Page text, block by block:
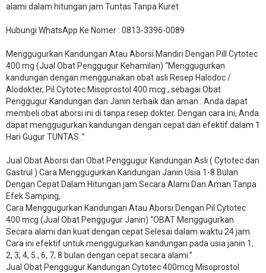
alami dalam hitungan jam Tuntas Tanpa Kuret
Hubungi WhatsApp Ke Nomer : 0813-3396-0089​
Menggugurkan Kandungan Atau Aborsi Mandiri Dengan Pill Cytotec
400 mg (Jual Obat Penggugur Kehamilan) “Menggugurkan
kandungan dengan menggunakan obat asli Resep Halodoc /
Alodokter, Pil Cytotec Misoprostol 400 mcg , sebagai Obat
Penggugur Kandungan dan Janin terbaik dan aman . Anda dapat
membeli obat aborsi ini di tanpa resep dokter. Dengan cara ini, Anda
dapat menggugurkan kandungan dengan cepat dan efektif dalam 1
Hari Gugur TUNTAS .”
Jual Obat Aborsi dan Obat Penggugur Kandungan Asli ( Cytotec dan
Gastrul ) Cara Menggugurkan Kandungan Janin Usia 1-8 Bulan
Dengan Cepat Dalam Hitungan jam Secara Alami Dan Aman Tanpa
Efek Samping,
Cara Menggugurkan Kandungan Atau Aborsi Dengan Pil Cytotec
400 mcg (Jual Obat Penggugur Janin) “OBAT Menggugurkan
Secara alami dan kuat dengan cepat Selesai dalam waktu 24 jam.
Cara ini efektif untuk menggugurkan kandungan pada usia janin 1,
2, 3, 4, 5 , 6, 7, 8 bulan dengan cepat secara alami.”
Jual Obat Penggugur Kandungan Cytotec 400mcg Misoprostol